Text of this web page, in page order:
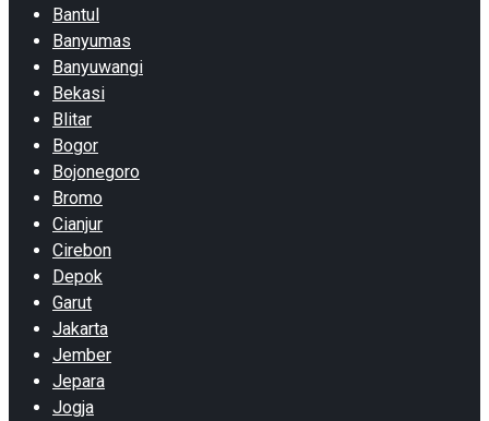
Bantul
Banyumas
Banyuwangi
Bekasi
Blitar
Bogor
Bojonegoro
Bromo
Cianjur
Cirebon
Depok
Garut
Jakarta
Jember
Jepara
Jogja